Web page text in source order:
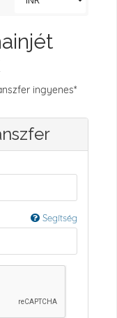
ingyenes*
Segítség